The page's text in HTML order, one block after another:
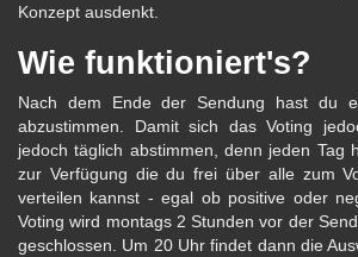
Konzept ausdenkt.
Wie funktioniert's?
Nach dem Ende der Sendung hast du
abzustimmen. Damit sich das Voting
jedoch täglich abstimmen, denn jeden Tag
zur Verfügung die du frei über alle zum
verteilen kannst - egal ob positive oder
Voting wird montags 2 Stunden vor der
geschlossen. Um 20 Uhr findet dann die